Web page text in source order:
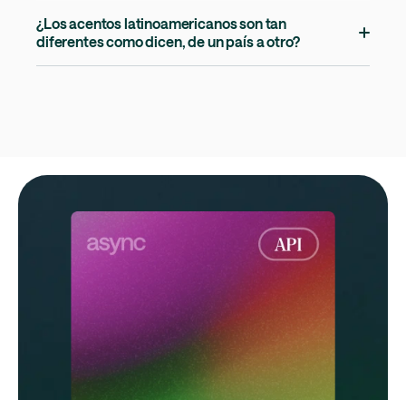
¿Los acentos latinoamericanos son tan
diferentes como dicen, de un país a otro?